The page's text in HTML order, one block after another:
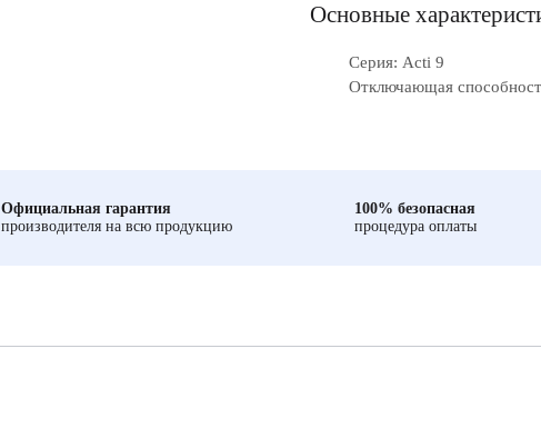
Основные
Серия: Acti 9
Отключающая
Официальная гарантия
производителя на всю продукцию
100% безопасная
процедура оплаты